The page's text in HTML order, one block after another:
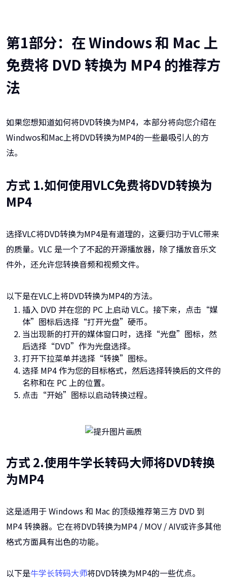
第1部分：在 Windows 和 Mac 上
免费将 DVD 转换为 MP4 的推荐方
法
如果您想知道如何将DVD转换为MP4，本部分将向您介绍在
Windwos和Mac上将DVD转换为MP4的一些最吸引人的方
法。
方式 1.如何使用VLC免费将DVD转换为
MP4
选择VLC将DVD转换为MP4是有道理的，这要归功于VLC带来
的质量。VLC 是一个了不起的开源播放器，除了播放音乐文
件外，还允许您转换音频和视频文件。
以下是在VLC上将DVD转换为MP4的方法。
插入 DVD 并在您的 PC 上启动 VLC。接下来，点击“媒
体”图标后选择“打开光盘”硬币。
当出现新的打开的媒体窗口时，选择“光盘”图标，然
后选择“DVD”作为光盘选择。
打开下拉菜单并选择“转换”图标。
选择 MP4 作为您的目标格式，然后选择转换后的文件的
名称和在 PC 上的位置。
点击“开始”图标以启动转换过程。
方式 2.使用牛学长转码大师将DVD转换
为MP4
这是适用于 Windows 和 Mac 的顶级推荐第三方 DVD 到
MP4 转换器。它在将DVD转换为MP4 / MOV / AIV或许多其他
格式方面具有出色的功能。
以下是牛学长转码大师将DVD转换为MP4的一些优点。